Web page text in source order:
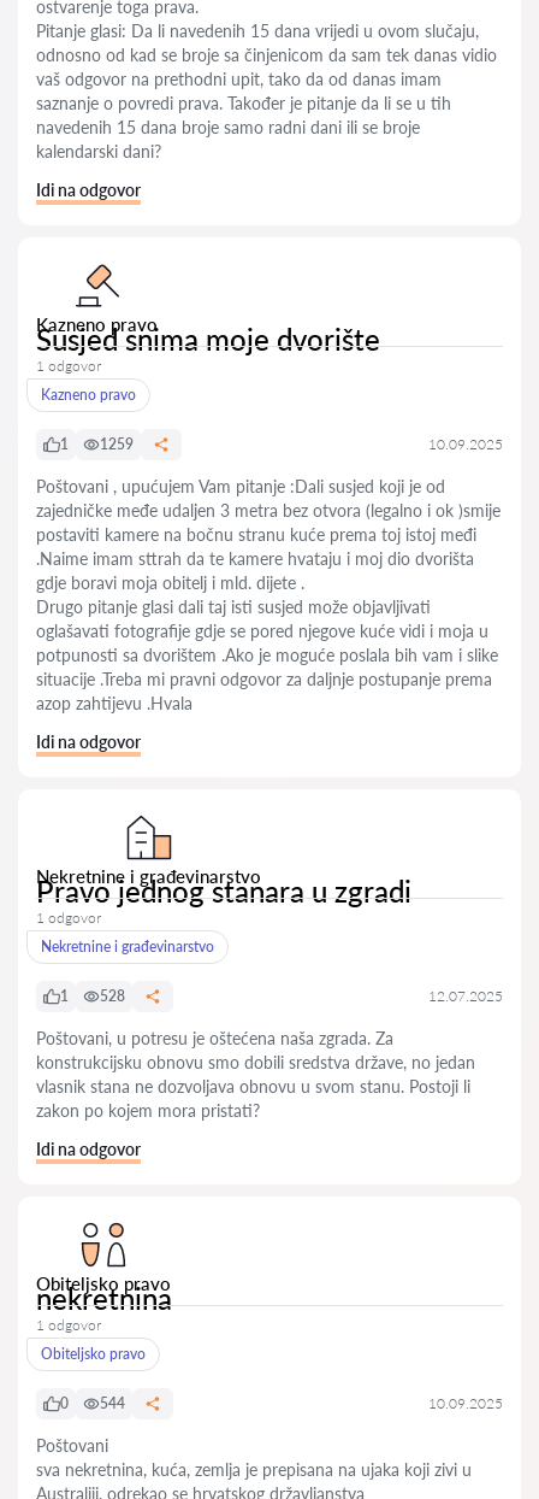
ostvarenje toga prava.
Pitanje glasi: Da li navedenih 15 dana vrijedi u ovom slučaju,
odnosno od kad se broje sa činjenicom da sam tek danas vidio
vaš odgovor na prethodni upit, tako da od danas imam
saznanje o povredi prava. Također je pitanje da li se u tih
navedenih 15 dana broje samo radni dani ili se broje
kalendarski dani?
Idi na odgovor
Kazneno pravo
Susjed snima moje dvorište
1 odgovor
Kazneno pravo
1 1259 10.09.2025
Poštovani , upućujem Vam pitanje :Dali susjed koji je od
zajedničke međe udaljen 3 metra bez otvora (legalno i ok )smije
postaviti kamere na bočnu stranu kuće prema toj istoj međi
.Naime imam sttrah da te kamere hvataju i moj dio dvorišta
gdje boravi moja obitelj i mld. dijete .
Drugo pitanje glasi dali taj isti susjed može objavljivati
oglašavati fotografije gdje se pored njegove kuće vidi i moja u
potpunosti sa dvorištem .Ako je moguće poslala bih vam i slike
situacije .Treba mi pravni odgovor za daljnje postupanje prema
azop zahtijevu .Hvala
Idi na odgovor
Nekretnine i građevinarstvo
Pravo jednog stanara u zgradi
1 odgovor
Nekretnine i građevinarstvo
1 528 12.07.2025
Poštovani, u potresu je oštećena naša zgrada. Za
konstrukcijsku obnovu smo dobili sredstva države, no jedan
vlasnik stana ne dozvoljava obnovu u svom stanu. Postoji li
zakon po kojem mora pristati?
Idi na odgovor
Obiteljsko pravo
nekretnina
1 odgovor
Obiteljsko pravo
0 544 10.09.2025
Poštovani
sva nekretnina, kuća, zemlja je prepisana na ujaka koji zivi u
Australiji, odrekao se hrvatskog državljanstva